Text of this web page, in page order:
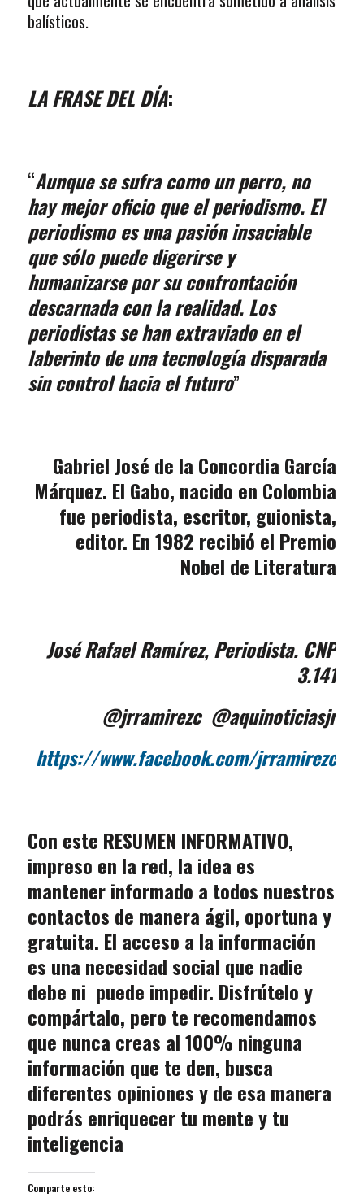
balísticos.
LA FRASE DEL DÍA:
“Aunque se sufra como un perro, no
hay mejor oficio que el periodismo. El
periodismo es una pasión insaciable
que sólo puede digerirse y
humanizarse por su confrontación
descarnada con la realidad. Los
periodistas se han extraviado en el
laberinto de una tecnología disparada
sin control hacia el futuro”
Gabriel José de la Concordia García
Márquez. El Gabo, nacido en Colombia
fue periodista, escritor, guionista,
editor. En 1982 recibió el Premio
Nobel de Literatura
José Rafael Ramírez,Periodista. CNP
3.141
@jrramirezc @aquinoticiasjr
https://www.facebook.com/jrramirezc
Con este RESUMEN INFORMATIVO,
impreso en la red, la idea es
mantener informado a todos nuestros
contactos de manera ágil, oportuna y
gratuita. El acceso a la información
es una necesidad social que nadie
debe ni puede impedir. Disfrútelo y
compártalo, pero te recomendamos
que nunca creas al 100% ninguna
información que te den, busca
diferentes opiniones y de esa manera
podrás enriquecer tu mente y tu
inteligencia
Comparte esto: